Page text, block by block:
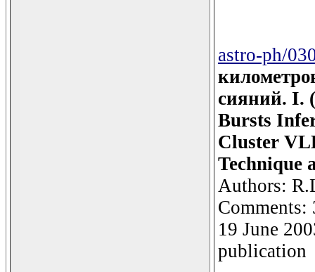
astro-ph/
сияний. I.
Bursts
Cluster
Technique
Authors:
Comments:
19 June
publication